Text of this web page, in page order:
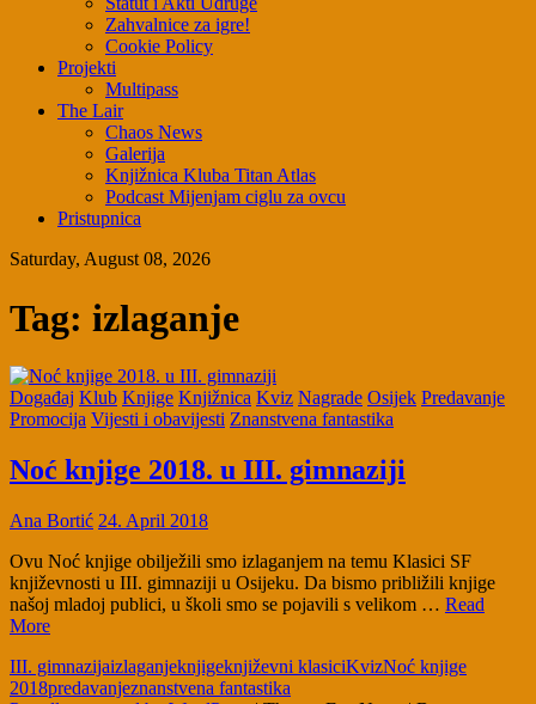
Zahvalnice za igre!
Cookie Policy
Projekti
Multipass
The Lair
Chaos News
Galerija
Knjižnica Kluba Titan Atlas
Podcast Mijenjam ciglu za ovcu
Pristupnica
Saturday, August 08, 2026
Tag: izlaganje
Događaj Klub Knjige Knjižnica Kviz Nagrade Osijek Predavanje
Promocija Vijesti i obavijesti Znanstvena fantastika
Noć knjige 2018. u III. gimnaziji
Ana Bortić 24. April 2018
Ovu Noć knjige obilježili smo izlaganjem na temu Klasici SF
književnosti u III. gimnaziji u Osijeku. Da bismo približili knjige
našoj mladoj publici, u školi smo se pojavili s velikom … Read
More
III. gimnazijaizlaganjeknjigeknjiževni klasiciKvizNoć knjige
2018predavanjeznanstvena fantastika